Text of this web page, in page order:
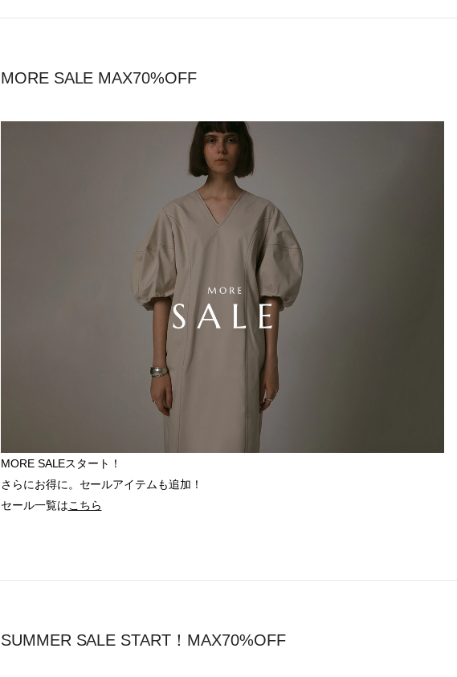
MORE SALE MAX70%OFF
MORE SALEスタート！
さらにお得に。セールアイテムも追加！
セール一覧はこちら
SUMMER SALE START！MAX70%OFF